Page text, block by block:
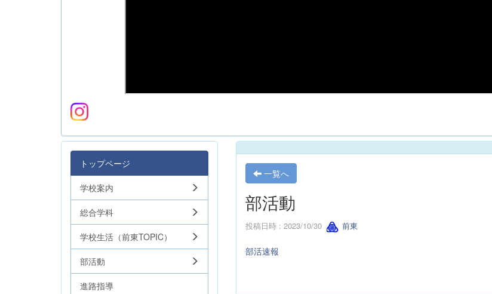
一覧へ
部活動
投稿日時 : 2023/10/30 前東
部活速報
トップページ
学校案内
総合学科
学校生活（前東TOPIC）
部活動
進路指導